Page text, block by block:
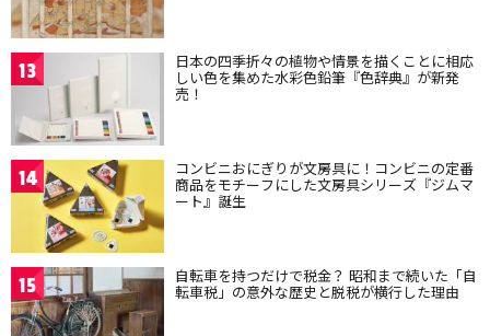
13 日本の四季折々の植物や情景を描くことに相応
しい色を集めた水彩色鉛筆『色辞典』が新発
売！
14 コンビニおにぎりが文房具に！コンビニの定番
商品をモチーフにした文房具シリーズ『ジムマ
ート』誕生
15 自転車を持つだけで税金？ 昭和まで続いた「自
転車税」の意外な歴史と脱税が横行した理由